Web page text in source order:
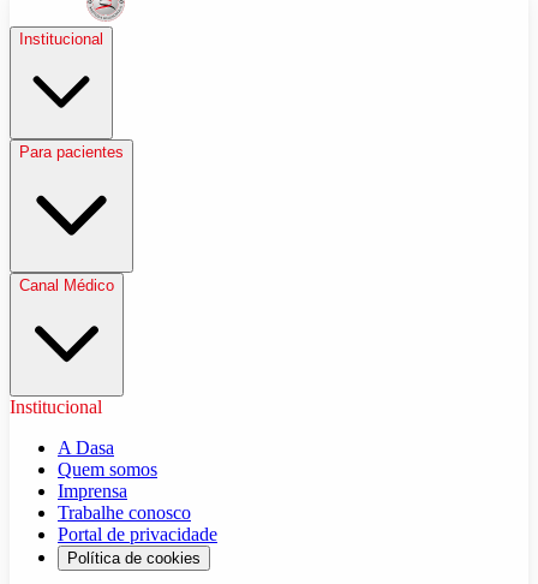
Institucional
Para pacientes
Canal Médico
Institucional
A Dasa
Quem somos
Imprensa
Trabalhe conosco
Portal de privacidade
Política de cookies